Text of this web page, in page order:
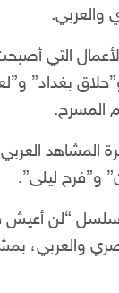
والعربي.
التي
بغداد”
المسرح.
المشاهد
و”فرح ليلى”.
“لن أعيش
والعربي،